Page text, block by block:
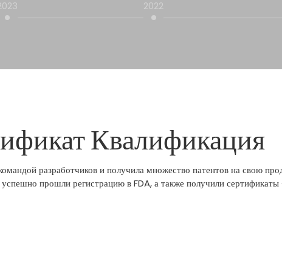
2022
Квалификация
разработчиков и получила множество патентов на свою
прошли регистрацию в FDA, а также получили сертификаты